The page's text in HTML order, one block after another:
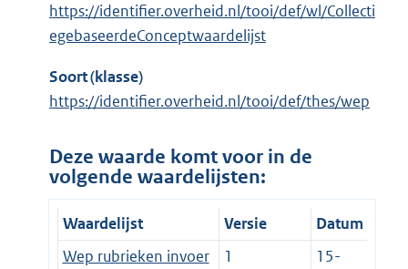
https://identifier.overheid.nl/tooi/def/wl/Collecti
egebaseerdeConceptwaardelijst
Soort (klasse)
https://identifier.overheid.nl/tooi/def/thes/wep
Deze waarde komt voor in de
volgende waardelijsten:
Waardelijst Versie
Datum
Wep rubrieken invoer
1
15-